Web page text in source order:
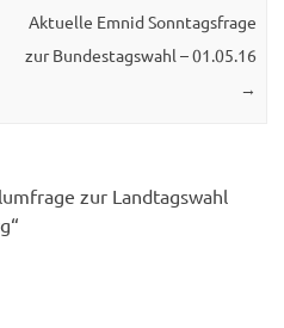
Aktuelle Emnid Sonntagsfrage
zur Bundestagswahl – 01.05.16
→
zur Landtagswahl
“